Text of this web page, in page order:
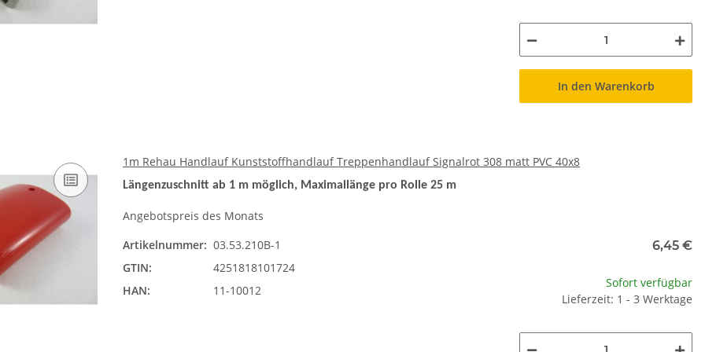
In den Warenkorb
1m Rehau Handlauf Kunststoffhandlauf Treppenhandlauf Signalrot 308 matt PVC 40x8
Längenzuschnitt ab 1 m möglich, Maximallänge pro Rolle 25 m
Angebotspreis des Monats
Artikelnummer: 03.53.210B-1
GTIN:
4251818101724
HAN:
11-10012
6,45 €
Sofort verfügbar
Lieferzeit: 1 - 3 Werktage